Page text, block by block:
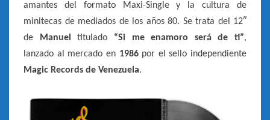
amantes del formato Maxi-Single y la cultura de
minitecas de mediados de los años 80. Se trata del 12″
de
Manuel titulado “Si me enamoro será de ti”,
lanzado al mercado en 1986por el sello independiente
Magic Records de Venezuela.